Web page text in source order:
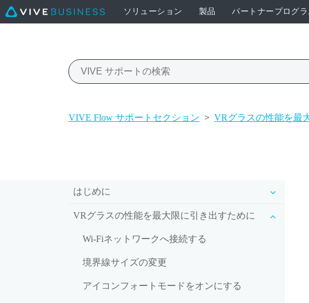
ソリューション 製品 パートナープログラ
VIVE Flow サポートセクション > VRグラスの性能を最
はじめに
VRグラスの性能を最大限に引き出すために
Wi‍-Fiネットワークへ接続する
境界線サイズの変更
アイコンフォートモードをオンにする